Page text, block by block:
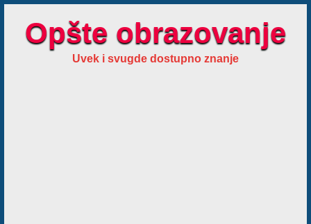
Opšte obrazovanje
Uvek i svugde dostupno znanje